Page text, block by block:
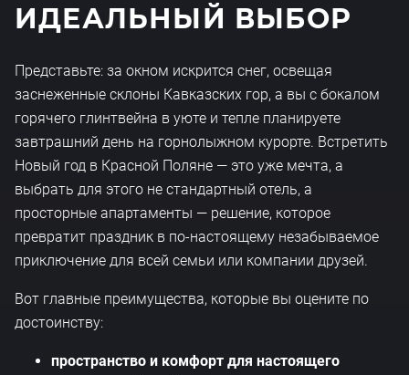
ИДЕАЛЬНЫЙ ВЫБОР
Представьте: за окном искрится снег, освещая
заснеженные склоны Кавказских гор, а вы с бокалом
горячего глинтвейна в уюте и тепле планируете
завтрашний день на горнолыжном курорте. Встретить
Новый год в Красной Поляне — это уже мечта, а
выбрать для этого не стандартный отель, а
просторные апартаменты — решение, которое
превратит праздник в по-настоящему незабываемое
приключение для всей семьи или компании друзей.
Вот главные преимущества, которые вы оцените по
достоинству:
пространство и комфорт для настоящего